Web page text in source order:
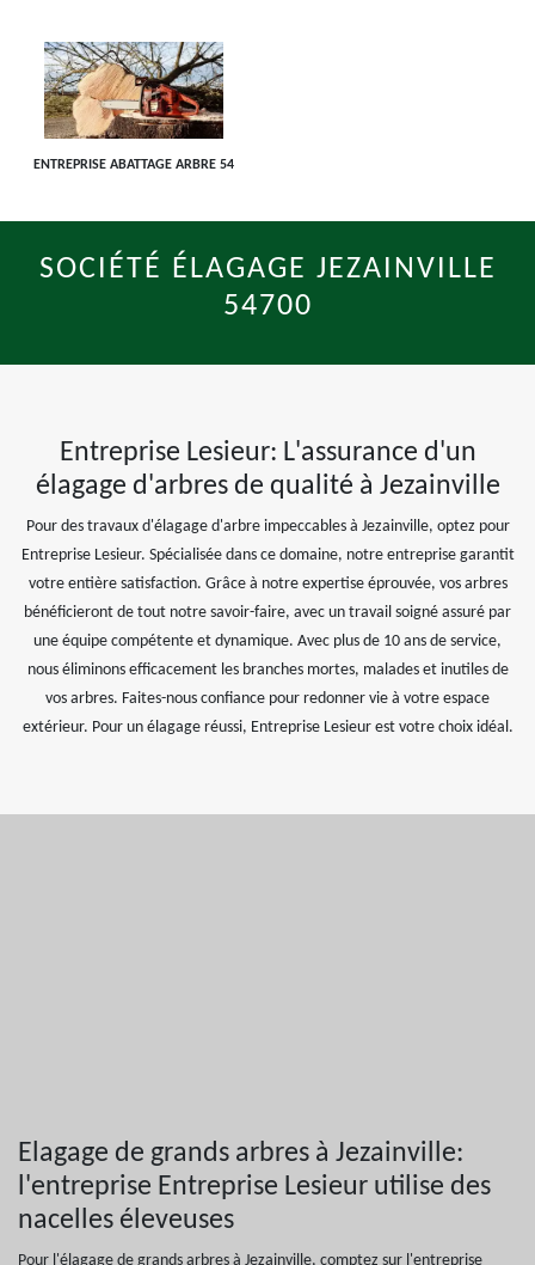
ENTREPRISE ABATTAGE ARBRE 54
SOCIÉTÉ ÉLAGAGE JEZAINVILLE
54700
Entreprise Lesieur: L'assurance d'un
élagage d'arbres de qualité à Jezainville
Pour des travaux d'élagage d'arbre impeccables à Jezainville, optez pour
Entreprise Lesieur. Spécialisée dans ce domaine, notre entreprise garantit
votre entière satisfaction. Grâce à notre expertise éprouvée, vos arbres
bénéficieront de tout notre savoir-faire, avec un travail soigné assuré par
une équipe compétente et dynamique. Avec plus de 10 ans de service,
nous éliminons efficacement les branches mortes, malades et inutiles de
vos arbres. Faites-nous confiance pour redonner vie à votre espace
extérieur. Pour un élagage réussi, Entreprise Lesieur est votre choix idéal.
Elagage de grands arbres à Jezainville:
l'entreprise Entreprise Lesieur utilise des
nacelles éleveuses
Pour l'élagage de grands arbres à Jezainville, comptez sur l'entreprise